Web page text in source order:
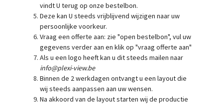
vindt U terug op onze bestelbon.
Deze kan U steeds vrijblijvend wijzigen naar uw
persoonlijke voorkeur.
Vraag een offerte aan: zie "open bestelbon", vul uw
gegevens verder aan en klik op "vraag offerte aan"
Als u een logo heeft kan u dit steeds mailen naar
info@plexi-view.be
Binnen de 2 werkdagen ontvangt u een layout die
wij steeds aanpassen aan uw wensen.
Na akkoord van de layout starten wij de productie